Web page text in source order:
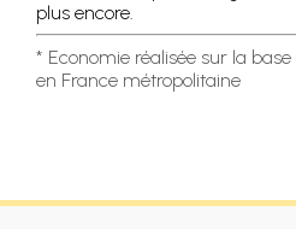
plus encore.
* Economie réalisée sur la
en France métropolitaine